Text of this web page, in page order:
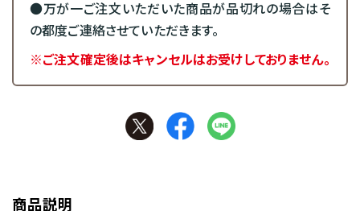
●万が一ご注文いただいた商品が品切れの場合はそ
の都度ご連絡させていただきます。
※ご注文確定後はキャンセルはお受けしておりません。
商品説明